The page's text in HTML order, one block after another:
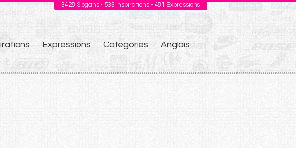
3428 Slogans - 533 Inspirations - 481 Expressions
Expressions Catégories Anglais